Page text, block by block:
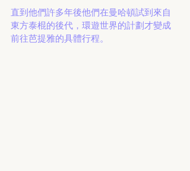
直到他們許多年後他們在曼哈頓試到來自
東方泰棍的後代，環遊世界的計劃才變成
前往芭提雅的具體行程。